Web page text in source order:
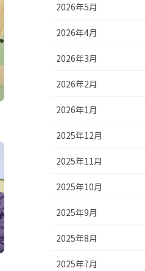
2026年5月
2026年4月
2026年3月
2026年2月
2026年1月
2025年12月
2025年11月
2025年10月
2025年9月
2025年8月
2025年7月